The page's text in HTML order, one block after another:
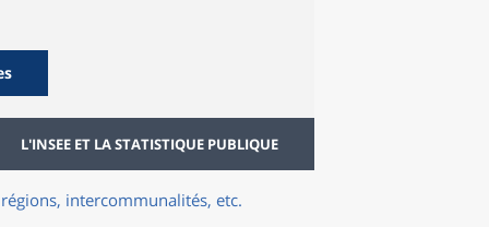
L'INSEE ET LA STATISTIQUE PUBLIQUE
intercommunalités, etc.